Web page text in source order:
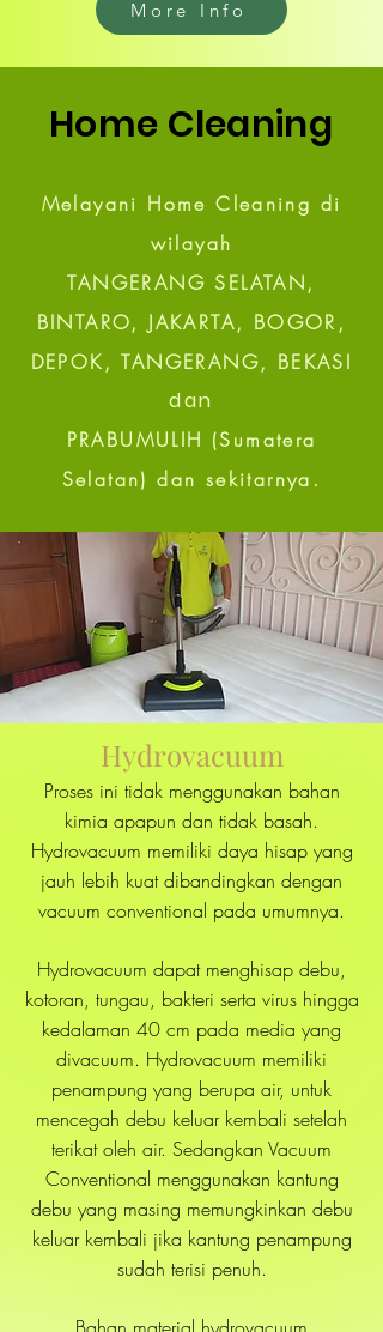
More Info
Home Cleaning
Melayani Home Cleaning di
wilayah
TANGERANG SELATAN,
BINTARO, JAKARTA, BOGOR,
DEPOK, TANGERANG, BEKASI
dan
PRABUMULIH (Sumatera
Selatan) dan sekitarnya.
Hydrovacuum
Proses ini tidak menggunakan bahan
kimia apapun dan tidak basah.
Hydrovacuum memiliki daya hisap yang
jauh lebih kuat dibandingkan dengan
vacuum conventional pada umumnya.
Hydrovacuum dapat menghisap debu,
kotoran, tungau, bakteri serta virus hingga
kedalaman 40 cm pada media yang
divacuum. Hydrovacuum memiliki
penampung yang berupa air, untuk
mencegah debu keluar kembali setelah
terikat oleh air. Sedangkan Vacuum
Conventional menggunakan kantung
debu yang masing memungkinkan debu
keluar kembali jika kantung penampung
sudah terisi penuh.